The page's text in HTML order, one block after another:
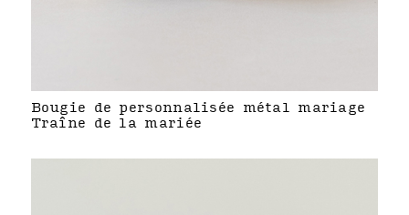
Bougie de personnalisée métal mariage
Traîne de la mariée